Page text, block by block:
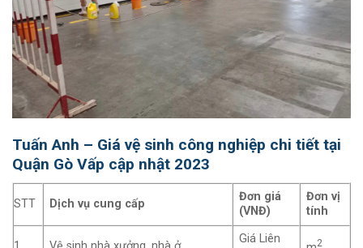
Tuấn Anh – Giá vệ sinh công nghiệp chi tiết tại
Quận Gò Vấp cập nhật 2023
STT Dịch vụ cung cấp
Đơn giá
(VNĐ)
Đơn vị
tính
Giá Liên
2